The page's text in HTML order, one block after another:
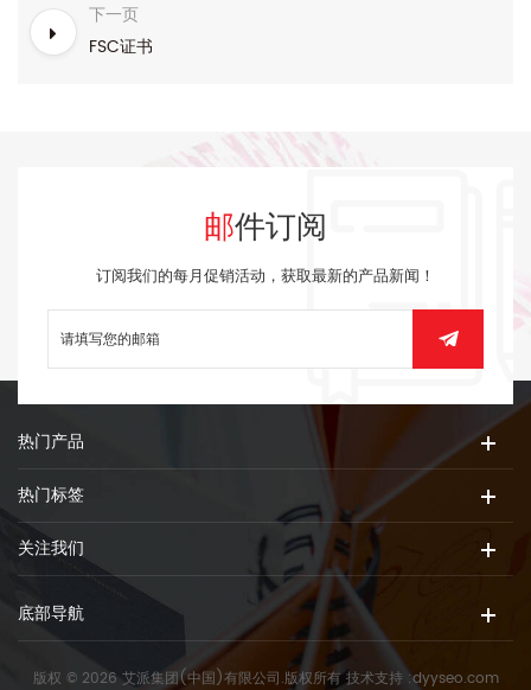
下一页
FSC证书
邮件订阅
订阅我们的每月促销活动，获取最新的产品新闻！
热门产品
热门标签
关注我们
底部导航
版权 © 2026 艾派集团(中国)有限公司.版权所有技术支持 :dyyseo.com